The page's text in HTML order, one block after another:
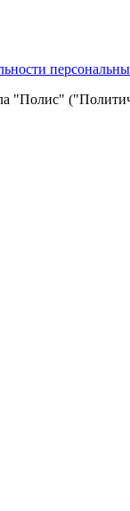
"Полис"